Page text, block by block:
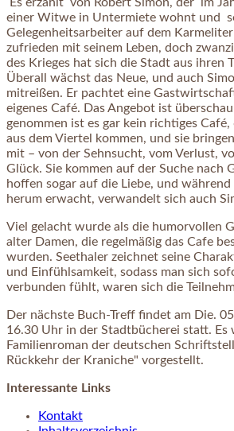
einer Witwe in Untermiete wohnt und
Gelegenheitsarbeiter auf dem
zufrieden mit seinem Leben, doch
des Krieges hat sich die Stadt aus ihren
Überall wächst das Neue, und auch
mitreißen. Er pachtet eine
eigenes Café. Das Angebot ist
genommen ist es gar kein richtiges
aus dem Viertel kommen, und sie
mit – von der Sehnsucht, vom Verlust,
Glück. Sie kommen auf der Suche nach
hoffen sogar auf die Liebe, und
herum erwacht, verwandelt sich auch
Viel gelacht wurde als die humorvollen
alter Damen, die regelmäßig das Cafe
wurden. Seethaler zeichnet seine
und Einfühlsamkeit, sodass man sich
verbunden fühlt, waren sich die
Der nächste Buch-Treff findet am Die.
16.30 Uhr in der Stadtbücherei statt. Es
Familienroman der deutschen
Rückkehr der Kraniche" vorgestellt.
Interessante Links
Kontakt